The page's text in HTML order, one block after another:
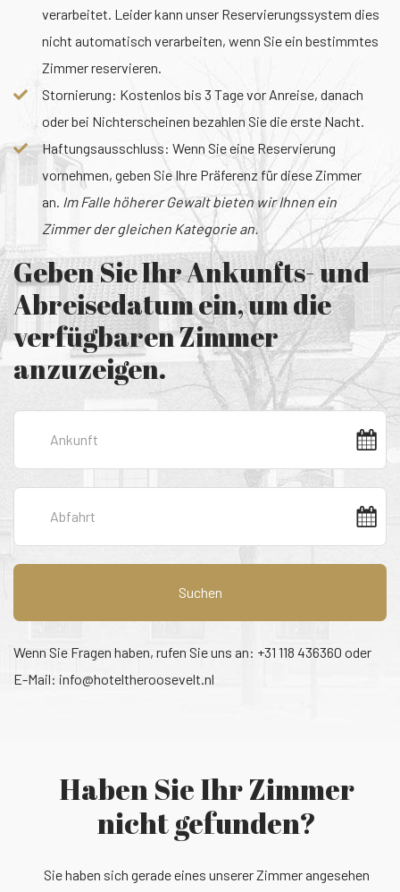
verarbeitet. Leider kann unser Reservierungssystem dies
nicht automatisch verarbeiten, wenn Sie ein bestimmtes
Zimmer reservieren.
Stornierung: Kostenlos bis 3 Tage vor Anreise, danach
oder bei Nichterscheinen bezahlen Sie die erste Nacht.
Haftungsausschluss: Wenn Sie eine Reservierung
vornehmen, geben Sie Ihre Präferenz für diese Zimmer
an. Im Falle höherer Gewalt bieten wir Ihnen ein
Zimmer der gleichen Kategorie an.
Geben Sie Ihr Ankunfts- und
Abreisedatum ein, um die
verfügbaren Zimmer
anzuzeigen.
Suchen
Wenn Sie Fragen haben, rufen Sie uns an: +31 118 436360 oder
E-Mail: info@hoteltheroosevelt.nl
Haben Sie Ihr Zimmer
nicht gefunden?
Sie haben sich gerade eines unserer Zimmer angesehen